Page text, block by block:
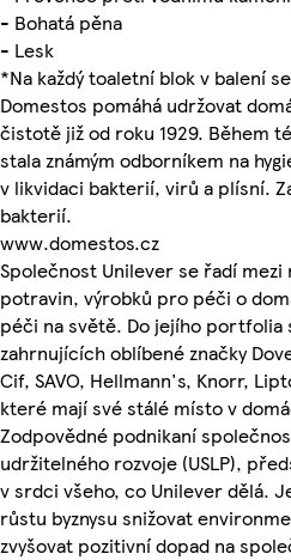
- Bohatá pěna
- Lesk
*Na každý toaletní blok v balení
Domestos pomáhá udržovat
čistotě již od roku 1929. Během
stala známým odborníkem na
v likvidaci bakterií, virů a plísní.
bakterií.
www.domestos.cz
Společnost Unilever se řadí
potravin, výrobků pro péči o
péči na světě. Do jejího portfolia
zahrnujících oblíbené značky
Cif, SAVO, Hellmann's, Knorr,
které mají své stálé místo v
Zodpovědné podnikaní
udržitelného rozvoje (USLP),
v srdci všeho, co Unilever dělá.
růstu byznysu snižovat
zvyšovat pozitivní dopad na